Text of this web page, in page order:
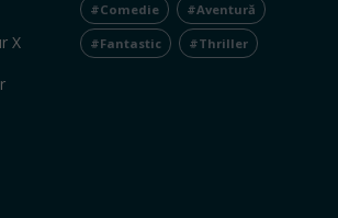
X
#Comedie #Aventură
#Fantastic #Thriller